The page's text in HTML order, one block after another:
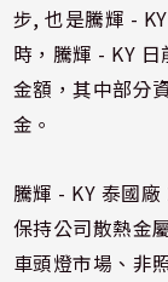
步, 也是騰輝 -
時，騰輝 - KY
金額，其中部分
金。
騰輝 - KY 泰國
保持公司散熱金
車頭燈市場、非